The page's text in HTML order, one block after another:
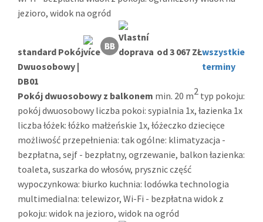
jezioro, widok na ogród
standard Pokój
Dwuosobowy |
DB01
od 3 067 ZŁwszystkie
terminy
Pokój dwuosobowy z balkonem min. 20 m2 typ pokoju:
pokój dwuosobowy liczba pokoi: sypialnia 1x, łazienka 1x
liczba łóżek: łóżko małżeńskie 1x, łóżeczko dziecięce
możliwość przepełnienia: tak ogólne: klimatyzacja -
bezpłatna, sejf - bezpłatny, ogrzewanie, balkon łazienka:
toaleta, suszarka do włosów, prysznic część
wypoczynkowa: biurko kuchnia: lodówka technologia
multimedialna: telewizor, Wi-Fi - bezpłatna widok z
pokoju: widok na jezioro, widok na ogród